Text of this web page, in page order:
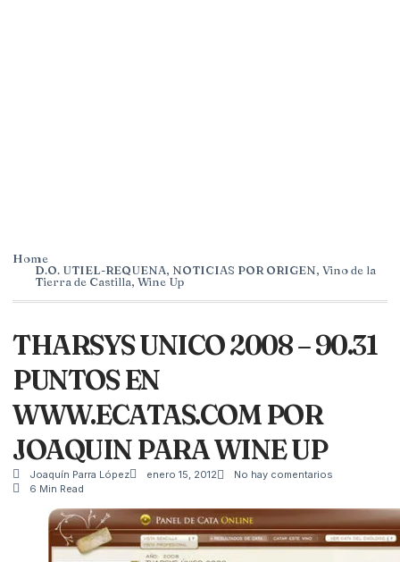
Home
D.O. UTIEL-REQUENA, NOTICIAS POR ORIGEN, Vino de la
Tierra de Castilla, Wine Up
THARSYS UNICO 2008 – 90.31
PUNTOS EN
WWW.ECATAS.COM POR
JOAQUIN PARA WINE UP
Joaquín Parra López enero 15, 2012
No hay comentarios
6 Min Read